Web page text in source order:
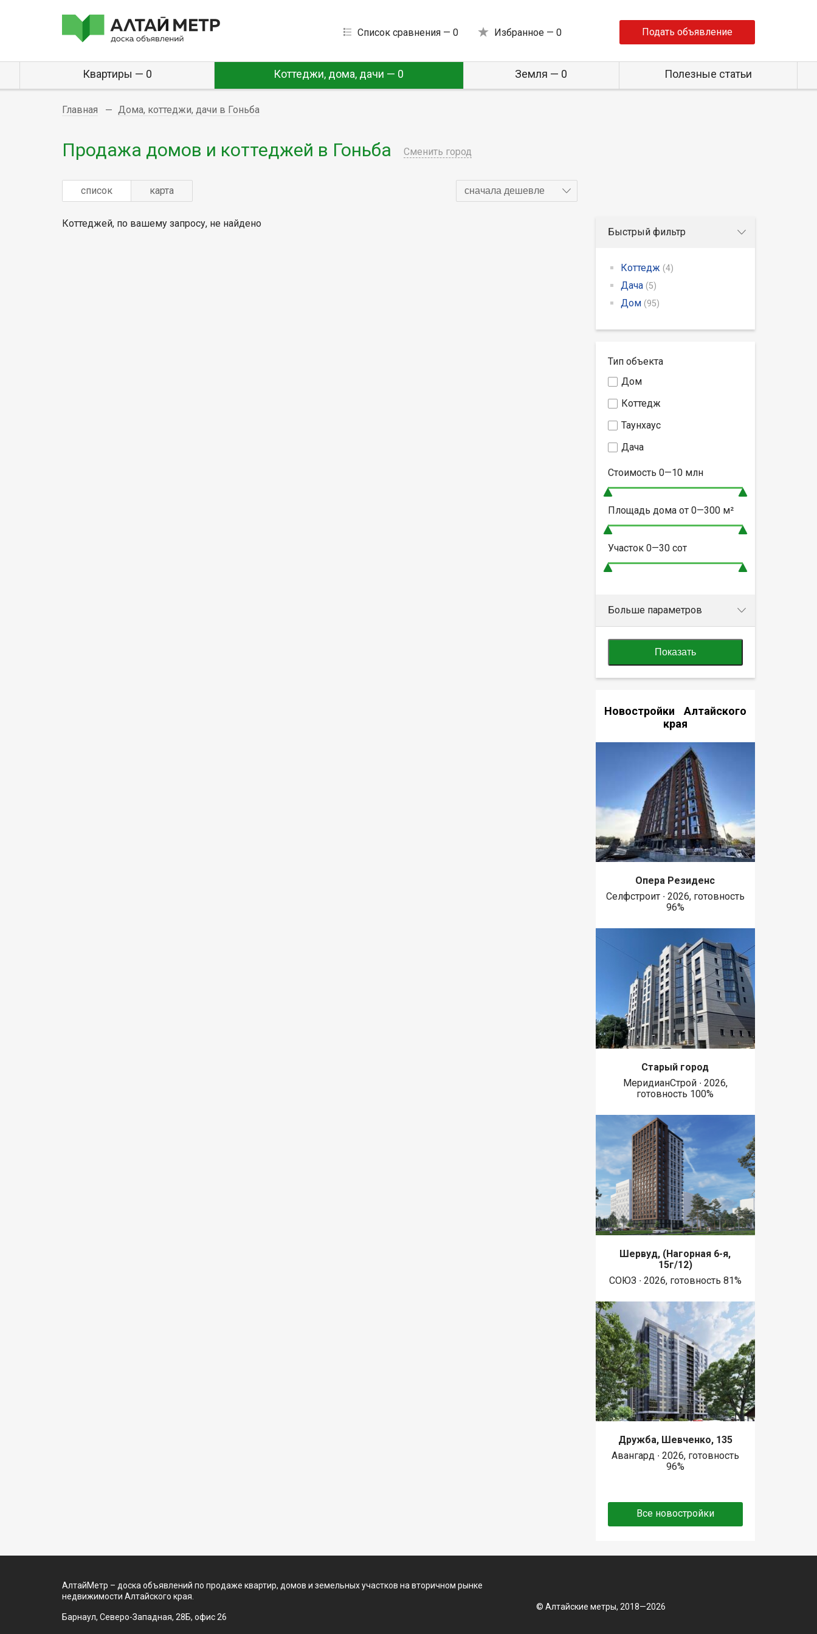
Список сравнения — 0 Избранное — 0 Подать объявление
Квартиры — 0 Коттеджи, дома, дачи — 0 Земля — 0 Полезные статьи
Главная Дома, коттеджи, дачи в Гоньба
Продажа домов и коттеджей в Гоньба Сменить город
список карта сначала дешевле
Коттеджей, по вашему запросу, не найдено
Быстрый фильтр
Коттедж (4)
Дача (5)
Дом (95)
Тип объекта
Дом
Коттедж
Таунхаус
Дача
Стоимость 0—10млн
Площадь дома от 0—300м²
Участок 0—30сот
Больше параметров
Показать
Новостройки Алтайского
края
Опера Резиденс
Селфстроит ∙ 2026, готовность
96%
Старый город
МеридианСтрой ∙ 2026,
готовность 100%
Шервуд, (Нагорная 6-я,
15г/12)
СОЮЗ ∙ 2026, готовность 81%
Дружба, Шевченко, 135
Авангард ∙ 2026, готовность
96%
Все новостройки
АлтайМетр – доска объявлений по продаже квартир, домов и земельных участков на вторичном рынке
недвижимости Алтайского края.
Барнаул, Северо-Западная, 28Б, офис 26
© Алтайские метры, 2018—2026